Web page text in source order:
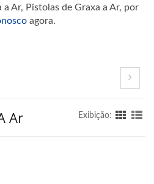
Ar, Pistolas de Graxa a Ar, por
agora.
Ar Exibição: